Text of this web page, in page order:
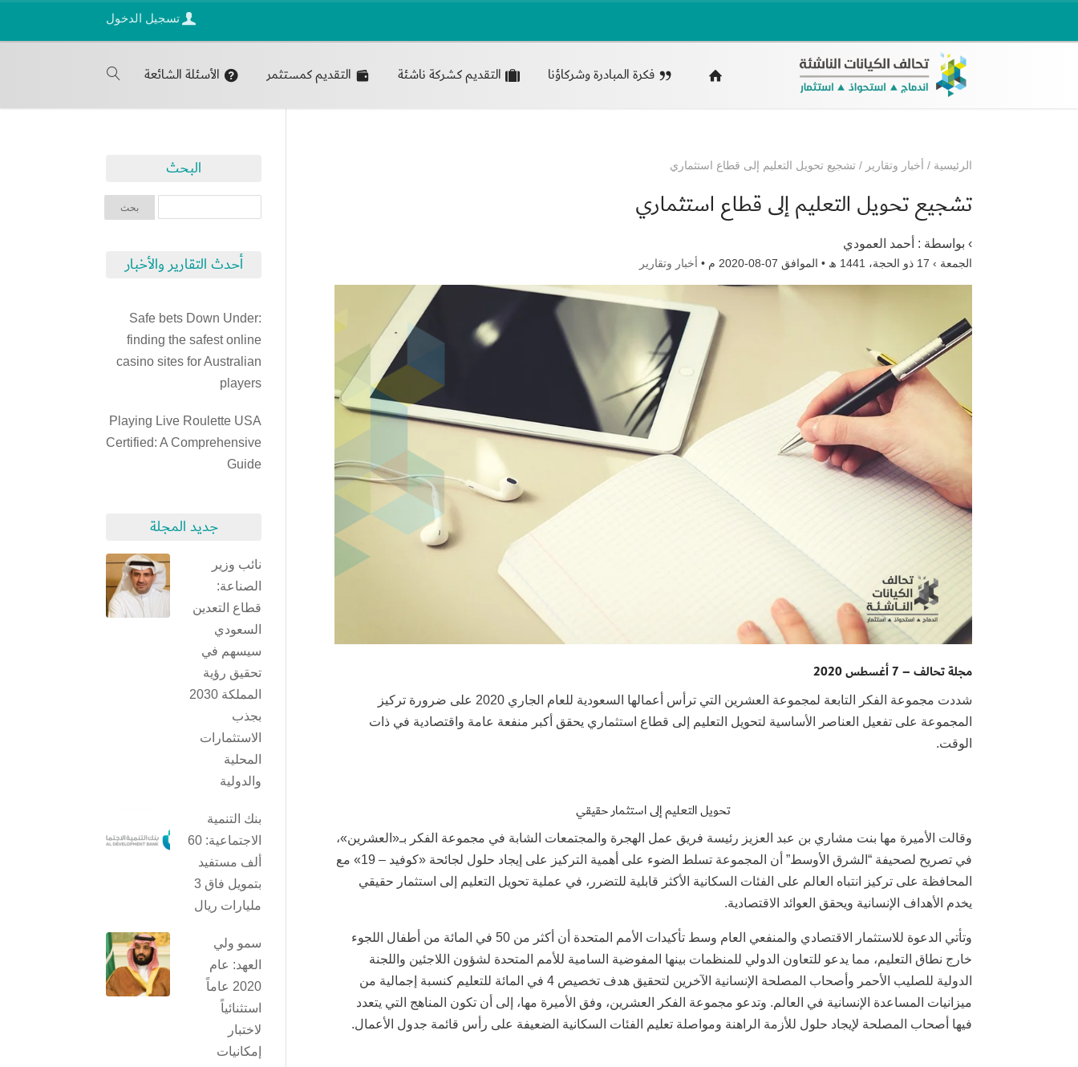
تسجيل الدخول
فكرة المبادرة وشركاؤنا التقديم كشركة ناشئة التقديم كمستثمر الأسئلة الشائعة
الرئيسية / أخبار وتقارير / تشجيع تحويل التعليم إلى قطاع استثماري
تشجيع تحويل التعليم إلى قطاع استثماري
› بواسطة : أحمد العمودي
الجمعة › 17 ذو الحجة، 1441 ھ • الموافق 07-08-2020 م • أخبار وتقارير
مجلة تحالف – 7 أغسطس 2020
شددت مجموعة الفكر التابعة لمجموعة العشرين التي ترأس أعمالها السعودية للعام الجاري 2020 على ضرورة تركيز
المجموعة على تفعيل العناصر الأساسية لتحويل التعليم إلى قطاع استثماري يحقق أكبر منفعة عامة واقتصادية في ذات
الوقت.
تحويل التعليم إلى استثمار حقيقي
وقالت الأميرة مها بنت مشاري بن عبد العزيز رئيسة فريق عمل الهجرة والمجتمعات الشابة في مجموعة الفكر بـ«العشرين»،
في تصريح لصحيفة “الشرق الأوسط” أن المجموعة تسلط الضوء على أهمية التركيز على إيجاد حلول لجائحة «كوفيد – 19» مع
المحافظة على تركيز انتباه العالم على الفئات السكانية الأكثر قابلية للتضرر، في عملية تحويل التعليم إلى استثمار حقيقي
يخدم الأهداف الإنسانية ويحقق العوائد الاقتصادية.
وتأتي الدعوة للاستثمار الاقتصادي والمنفعي العام وسط تأكيدات الأمم المتحدة أن أكثر من 50 في المائة من أطفال اللجوء
خارج نطاق التعليم، مما يدعو للتعاون الدولي للمنظمات بينها المفوضية السامية للأمم المتحدة لشؤون اللاجئين واللجنة
الدولية للصليب الأحمر وأصحاب المصلحة الإنسانية الآخرين لتحقيق هدف تخصيص 4 في المائة للتعليم كنسبة إجمالية من
ميزانيات المساعدة الإنسانية في العالم. وتدعو مجموعة الفكر العشرين، وفق الأميرة مها، إلى أن تكون المناهج التي يتعدد
فيها أصحاب المصلحة لإيجاد حلول للأزمة الراهنة ومواصلة تعليم الفئات السكانية الضعيفة على رأس قائمة جدول الأعمال.
البحث
أحدث التقارير والأخبار
Safe bets Down Under:
finding the safest online
casino sites for Australian
players
Playing Live Roulette USA
Certified: A Comprehensive
Guide
جديد المجلة
نائب وزير
الصناعة:
قطاع التعدين
السعودي
سيسهم في
تحقيق رؤية
المملكة 2030
بجذب
الاستثمارات
المحلية
والدولية
بنك التنمية
الاجتماعية: 60
ألف مستفيد
بتمويل فاق 3
مليارات ريال
سمو ولي
العهد: عام
2020 عاماً
استثنائياً
لاختبار
إمكانيات